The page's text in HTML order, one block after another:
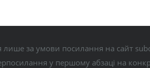
лише за умови посилання на сайт
у першому абзаці на